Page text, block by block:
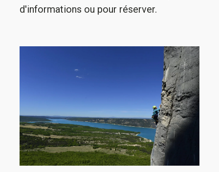
d'informations ou pour réserver.